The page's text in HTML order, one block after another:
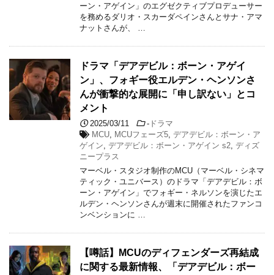
ーン・アゲイン」のエグゼクティブプロデューサー
を務めるダリオ・スカーダペインさんとサナ・アマ
ナットさんが、 …
ドラマ「デアデビル：ボーン・アゲイ
ン」、フォギー役エルデン・ヘンソンさ
んが衝撃的な展開に「申し訳ない」とコ
メント
2025/03/11 - ドラマ
MCU
MCUフェーズ5 ,デアデビル：ボーン・ア
ゲイン
デアデビル：ボーン・アゲイン s2
ディズ
ニープラス
マーベル・スタジオ制作のMCU（マーベル・シネマ
ティック・ユニバース）のドラマ「デアデビル：ボ
ーン・アゲイン」でフォギー・ネルソンを演じたエ
ルデン・ヘンソンさんが週末に開催されたファンコ
ンベンションに …
【噂話】MCUのディフェンダーズ再結成
に関する最新情報、「デアデビル：ボー